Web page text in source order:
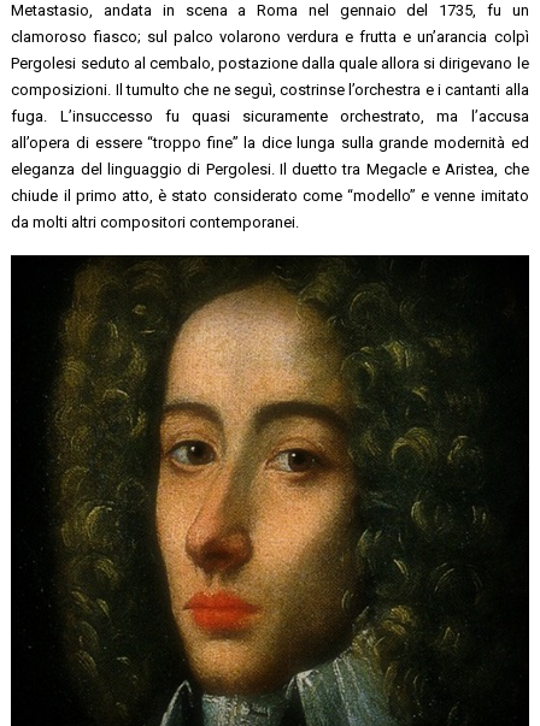
Metastasio, andata in scena a Roma nel gennaio del 1735, fu un
clamoroso fiasco; sul palco volarono verdura e frutta e un’arancia colpì
Pergolesi seduto al cembalo, postazione dalla quale allora si dirigevano le
composizioni. Il tumulto che ne seguì, costrinse l’orchestra e i cantanti alla
fuga. L’insuccesso fu quasi sicuramente orchestrato, ma l’accusa
all’opera di essere “troppo fine” la dice lunga sulla grande modernità ed
eleganza del linguaggio di Pergolesi. Il duetto tra Megacle e Aristea, che
chiude il primo atto, è stato considerato come “modello” e venne imitato
da molti altri compositori contemporanei.